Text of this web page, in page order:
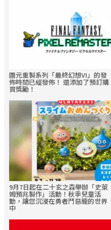
圖元重製系列「最終幻想VI」的發
佈時間已經發佈！ 還添加了預訂購
買獎勵！
9月7日起在二十玄之森舉辦「史萊
姆預兆製作」活動！秋季兒童活
動，讓您沉浸在勇者鬥惡龍的世界
中